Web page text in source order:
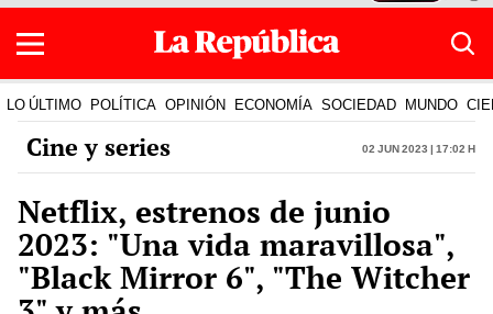
LO ÚLTIMO POLÍTICA OPINIÓN ECONOMÍA SOCIEDAD MUNDO
Cine y series 02 Jun 2023 | 17:02 h
Netflix, estrenos de junio
2023: "Una vida maravillosa",
"Black Mirror 6", "The Witcher